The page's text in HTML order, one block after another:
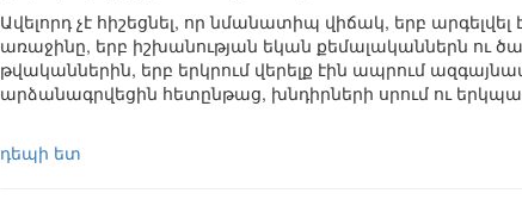
Ավելորդ չէ հիշեցնել, որ նմանատիպ վիճակ, երբ
առաջինը, երբ իշխանության եկան քեմալականներն ու
թվականներին, երբ երկրում վերելք էին ապրում
արձանագրվեցին հետընթաց, խնդիրների սրում ու
դեպի ետ